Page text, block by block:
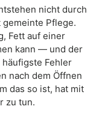
nicht durch
Pflege.
Fett auf einer
kann — und der
Fehler
nach dem Öffnen
das so ist, hat mit
zu tun.